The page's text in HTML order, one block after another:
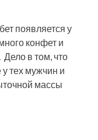
появляется у
конфет и
в том, что
тех мужчин и
массы